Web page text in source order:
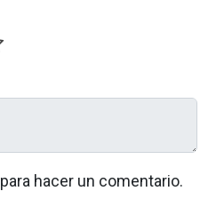
para hacer un comentario.